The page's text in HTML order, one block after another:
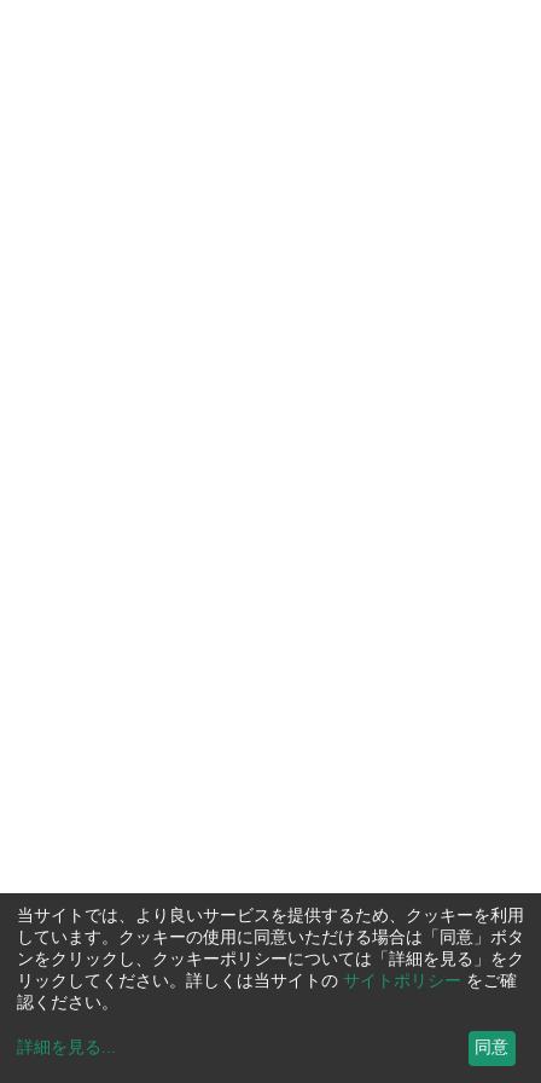
当サイトでは、より良いサービスを提供するため、クッキーを利用
しています。クッキーの使用に同意いただける場合は「同意」ボタ
ンをクリックし、クッキーポリシーについては「詳細を見る」をク
リックしてください。詳しくは当サイトの サイトポリシー をご確
認ください。
詳細を見る ... 同意